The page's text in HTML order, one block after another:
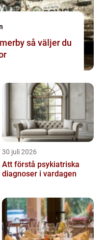
du
30 juli 2026
Att förstå psykiatriska
diagnoser i vardagen